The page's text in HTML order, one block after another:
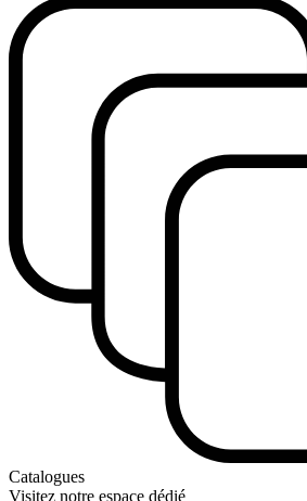
Catalogues
Visitez notre espace dédié